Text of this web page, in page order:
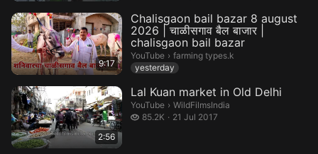
9:17
Chalisgaon bail bazar 8 august
2026 | चाळीसगाव बैल बाजार |
chalisgaon bail bazar
YouTube › farming types.k.
farming types.k
yesterday
2:56
Lal Kuan market in Old Delhi
YouTube › WildFilmsIndia.
WildFilmsIndia
85.2K
85.2 thousand views
21 Jul 2017